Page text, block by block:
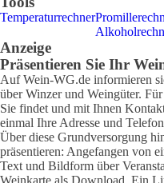
Temperaturrechner
Anzeige
Präsentieren Sie Ihr
Auf Wein-WG.de informieren
über Winzer und Weingüter.
Sie findet und mit Ihnen
einmal Ihre Adresse und
Über diese Grundversorgung
präsentieren: Angefangen von
Text und Bildform über